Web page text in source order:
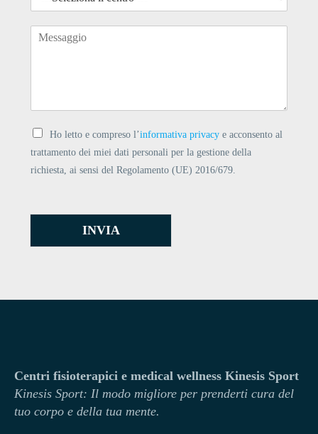
Ho letto e compreso l’informativa privacy e acconsento al
trattamento dei miei dati personali per la gestione della
richiesta, ai sensi del Regolamento (UE) 2016/679.
INVIA
Centri fisioterapici e medical wellness Kinesis Sport
Kinesis Sport: Il modo migliore per prenderti cura del
tuo corpo e della tua mente.